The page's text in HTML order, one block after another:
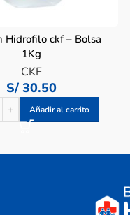
Hidrofilo ckf – Bolsa
1Kg
CKF
S/30.50
Añadir al carrito